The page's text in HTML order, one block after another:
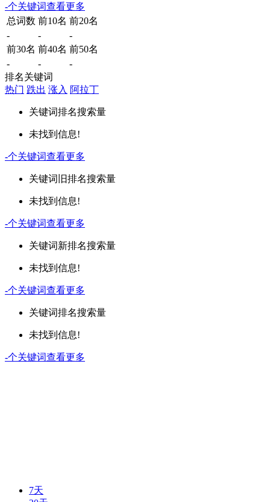
-个关键词查看更多
总词数 前10名 前20名
-
-
-
前30名 前40名 前50名
-
-
-
排名关键词
热门 跌出 涨入 阿拉丁
关键词排名搜索量
未找到信息!
-个关键词查看更多
关键词 旧排名搜索量
未找到信息!
-个关键词查看更多
关键词新排名搜索量
未找到信息!
-个关键词查看更多
关键词排名搜索量
未找到信息!
-个关键词查看更多
7天